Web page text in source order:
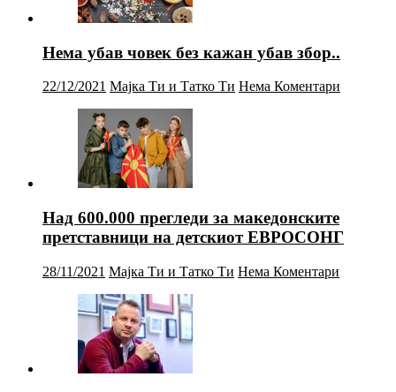
Нема убав човек без кажан убав збор..
22/12/2021 Мајка Ти и Татко Ти Нема Коментари
Над 600.000 прегледи за македонските
претставници на детскиот ЕВРОСОНГ
28/11/2021 Мајка Ти и Татко Ти Нема Коментари